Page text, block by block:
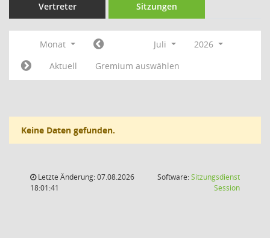
Vertreter Sitzungen
Monat Juli
2026
Aktuell
Gremium auswählen
Keine Daten gefunden.
Letzte Änderung: 07.08.2026
18:01:41
Software:Sitzungsdienst
Session(Wird in